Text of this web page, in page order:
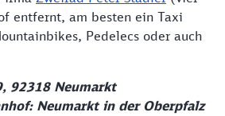
entfernt, am besten ein Taxi
Pedelecs oder auch
92318 Neumarkt
Neumarkt in der Oberpfalz